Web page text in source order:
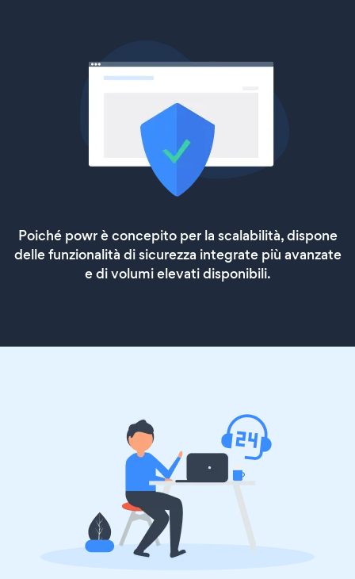
Poiché powr è concepito per la scalabilità, dispone
delle funzionalità di sicurezza integrate più avanzate
e di volumi elevati disponibili.